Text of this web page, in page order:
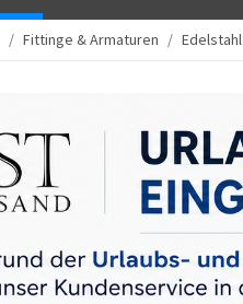
Fittinge & Armaturen Edelstahl